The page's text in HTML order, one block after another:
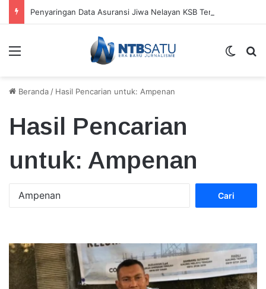
Menu
Beranda / Hasil Pencarian untuk: Ampenan
Hasil Pencarian
untuk: Ampenan